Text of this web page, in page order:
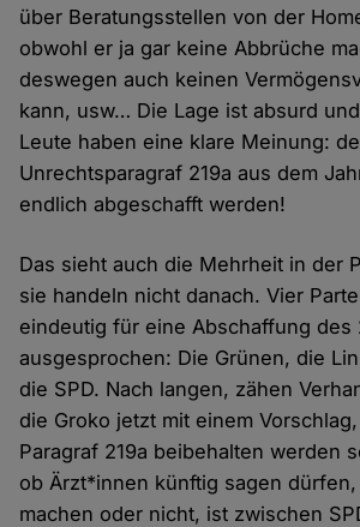
über Beratungsstellen von der
obwohl er ja gar keine Abbrüche
deswegen auch keinen
kann, usw… Die Lage ist absurd
Leute haben eine klare Meinung:
Unrechtsparagraf 219a aus dem
endlich abgeschafft werden!
Das sieht auch die Mehrheit in der
sie handeln nicht danach. Vier
eindeutig für eine Abschaffung des
ausgesprochen: Die Grünen, die
die SPD. Nach langen, zähen
die Groko jetzt mit einem
Paragraf 219a beibehalten werden
ob Ärzt*innen künftig sagen
machen oder nicht, ist zwischen